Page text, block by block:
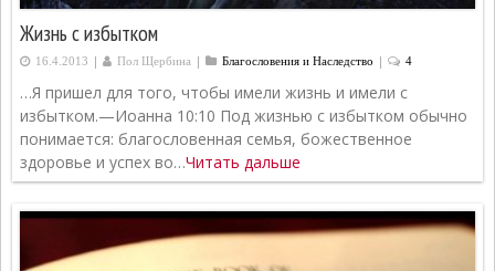
Жизнь с избытком
16.4.2013 | Пол Щербина | Благословения и Наследство | 4
…Я пришел для того, чтобы имели жизнь и имели с
избытком.—Иоанна 10:10 Под жизнью с избытком обычно
понимается: благословенная семья, божественное
здоровье и успех во…Читать дальше